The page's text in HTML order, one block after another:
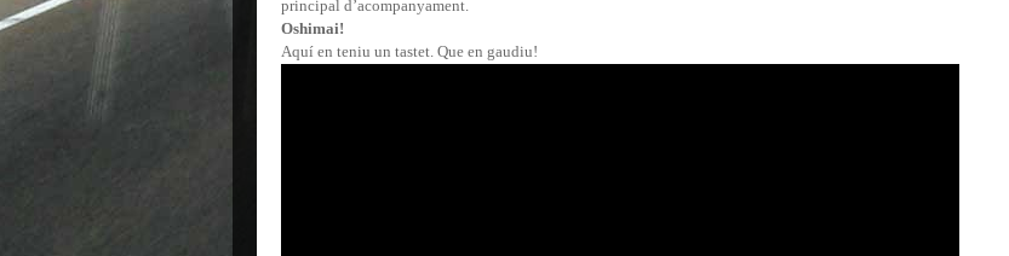
principal d’acompanyament.
Oshimai!
Aquí en teniu un tastet. Que en gaudiu!